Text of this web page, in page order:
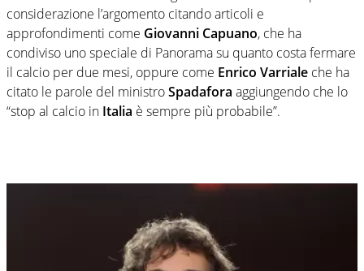
considerazione l’argomento citando articoli e
approfondimenti come Giovanni Capuano, che ha
condiviso uno speciale di Panorama su quanto costa fermare
il calcio per due mesi, oppure come Enrico Varriale che ha
citato le parole del ministroSpadafora aggiungendo che lo
“stop al calcio in Italia è sempre più probabile”.